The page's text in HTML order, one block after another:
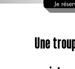
Je
Une